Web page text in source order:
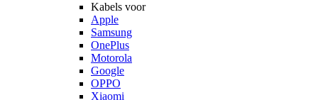
Kabels voor
Apple
Samsung
OnePlus
Motorola
Google
OPPO
Xiaomi